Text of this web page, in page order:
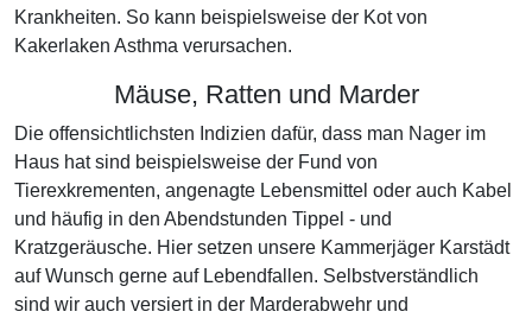
Krankheiten. So kann beispielsweise der Kot von
Kakerlaken Asthma verursachen.
Mäuse, Ratten und Marder
Die offensichtlichsten Indizien dafür, dass man Nager im
Haus hat sind beispielsweise der Fund von
Tierexkrementen, angenagte Lebensmittel oder auch Kabel
und häufig in den Abendstunden Tippel - und
Kratzgeräusche. Hier setzen unsere Kammerjäger Karstädt
auf Wunsch gerne auf Lebendfallen. Selbstverständlich
sind wir auch versiert in der Marderabwehr und